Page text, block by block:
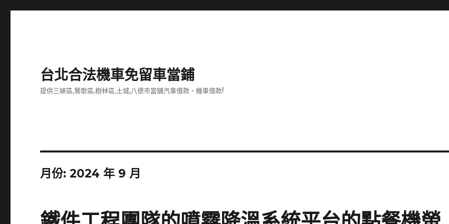
台北合法機車免留車當鋪
提供三峽區,鶯歌區,樹林區,土城,八德市當舖汽車借款、機車借款!
月份:2024 年 9 月